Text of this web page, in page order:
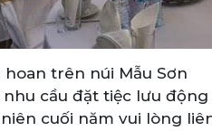
hoan trên núi Mẫu Sơn
nhu cầu đặt tiệc lưu
cuối năm vui lòng